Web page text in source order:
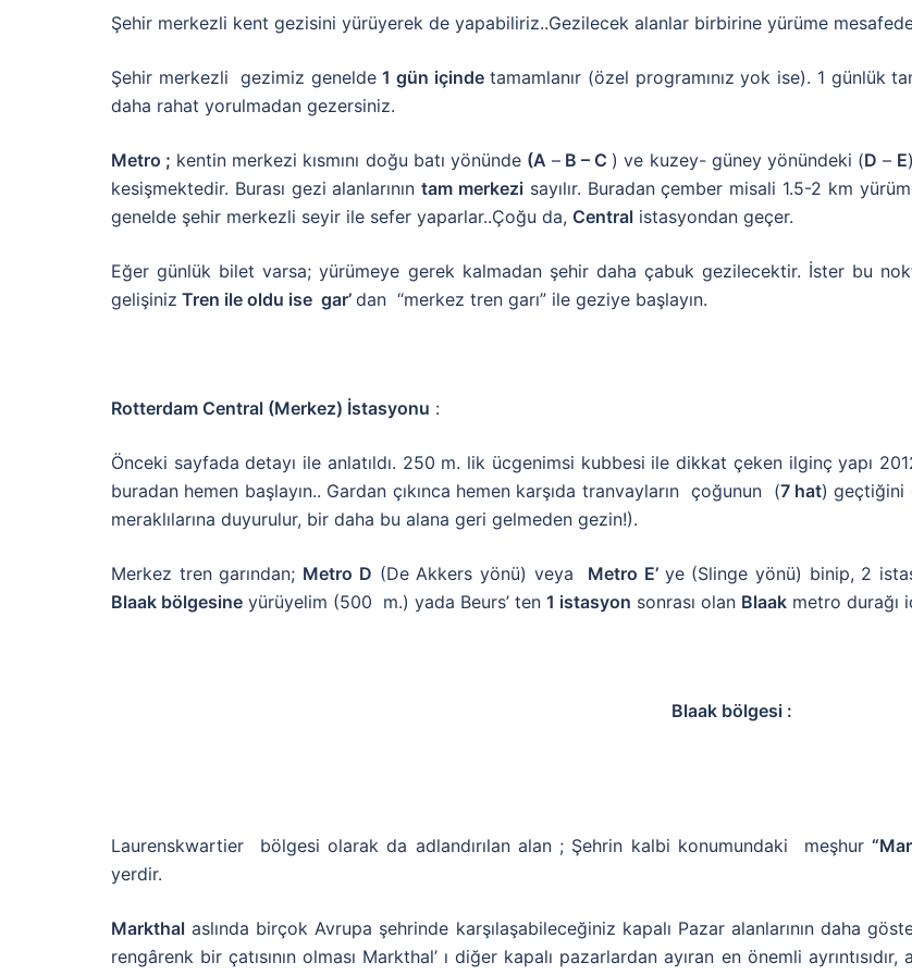
Şehir merkezli kent gezisini yürüyerek de yapabiliriz..Gezilecek alanlar birbirine yürüme
Şehir merkezli gezimiz genelde1 gün içindetamamlanır (özel programınız yok ise). 1 günlük
daha rahat yorulmadan gezersiniz.
Metro ; kentin merkezi kısmını doğu batı yönünde (A –B – C ) ve kuzey- güney yönündeki (D – E
kesişmektedir. Burası gezi alanlarınıntam merkezi sayılır. Buradan çember misali 1.5-2 km
genelde şehir merkezli seyir ile sefer yaparlar..Çoğu da, Central istasyondan geçer.
Eğer günlük bilet varsa; yürümeye gerek kalmadan şehir daha çabuk gezilecektir. İster bu
gelişiniz Tren ile oldu ise gar’ dan “merkez tren garı” ile geziye başlayın.
Rotterdam Central (Merkez) İstasyonu :
Önceki sayfada detayı ile anlatıldı. 250 m. lik ücgenimsi kubbesi ile dikkat çeken ilginç yapı
buradan hemen başlayın.. Gardan çıkınca hemen karşıda tranvayların çoğunun (7 hat) geçtiğini
meraklılarına duyurulur, bir daha bu alana geri gelmeden gezin!).
Merkez tren garından; Metro D (De Akkers yönü) veya Metro E’ ye (Slinge yönü) binip, 2
Blaak bölgesine yürüyelim (500 m.) yada Beurs’ ten 1 istasyon sonrası olan Blaak metro durağı
Blaak bölgesi :
Laurenskwartier bölgesi olarak da adlandırılan alan ; Şehrin kalbi konumundaki meşhur
yerdir.
Markthal aslında birçok Avrupa şehrinde karşılaşabileceğiniz kapalı Pazar alanlarının daha
rengârenk bir çatısının olması Markthal’ ı diğer kapalı pazarlardan ayıran en önemli